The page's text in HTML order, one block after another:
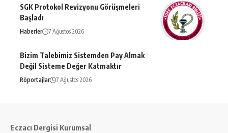
SGK Protokol Revizyonu Görüşmeleri
Başladı
Haberler 7 Ağustos 2026
Bizim Talebimiz Sistemden Pay Almak
Değil Sisteme Değer Katmaktır
Röportajlar 7 Ağustos 2026
Eczacı Dergisi Kurumsal